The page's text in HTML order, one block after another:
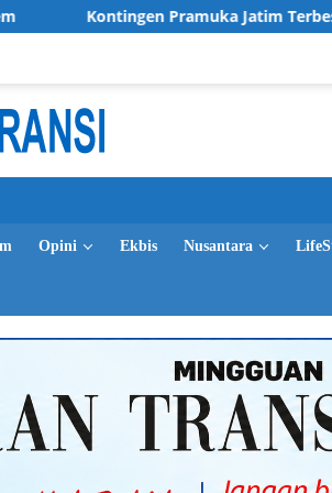
Pramuka Jatim Terbesar di
Opini Ekbis Nusantara